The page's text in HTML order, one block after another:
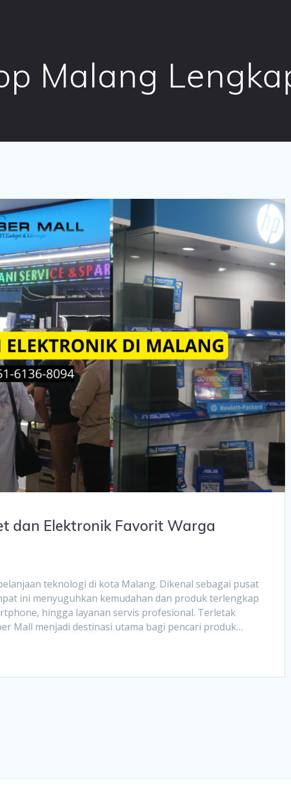
Malang
dan Elektronik Favorit Warga
teknologi di kota Malang. Dikenal sebagai pusat
ini menyuguhkan kemudahan dan produk terlengkap
hingga layanan servis profesional. Terletak
Mall menjadi destinasi utama bagi pencari produk…